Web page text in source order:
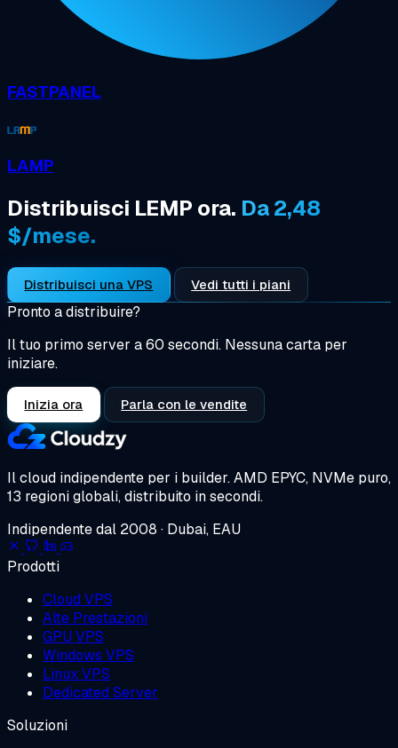
FASTPANEL
LAMP
Distribuisci LEMP ora. Da 2,48
$/mese.
Distribuisci una VPS Vedi tutti i piani
Pronto a distribuire?
Il tuo primo server a 60 secondi. Nessuna carta per
iniziare.
Inizia ora Parla con le vendite
Il cloud indipendente per i builder.AMD EPYC, NVMe puro,
13 regioni globali, distribuito in secondi.
Indipendente dal 2008 · Dubai, EAU
Prodotti
Cloud VPS
Alte Prestazioni
GPU VPS
Windows VPS
Linux VPS
Dedicated Server
Soluzioni